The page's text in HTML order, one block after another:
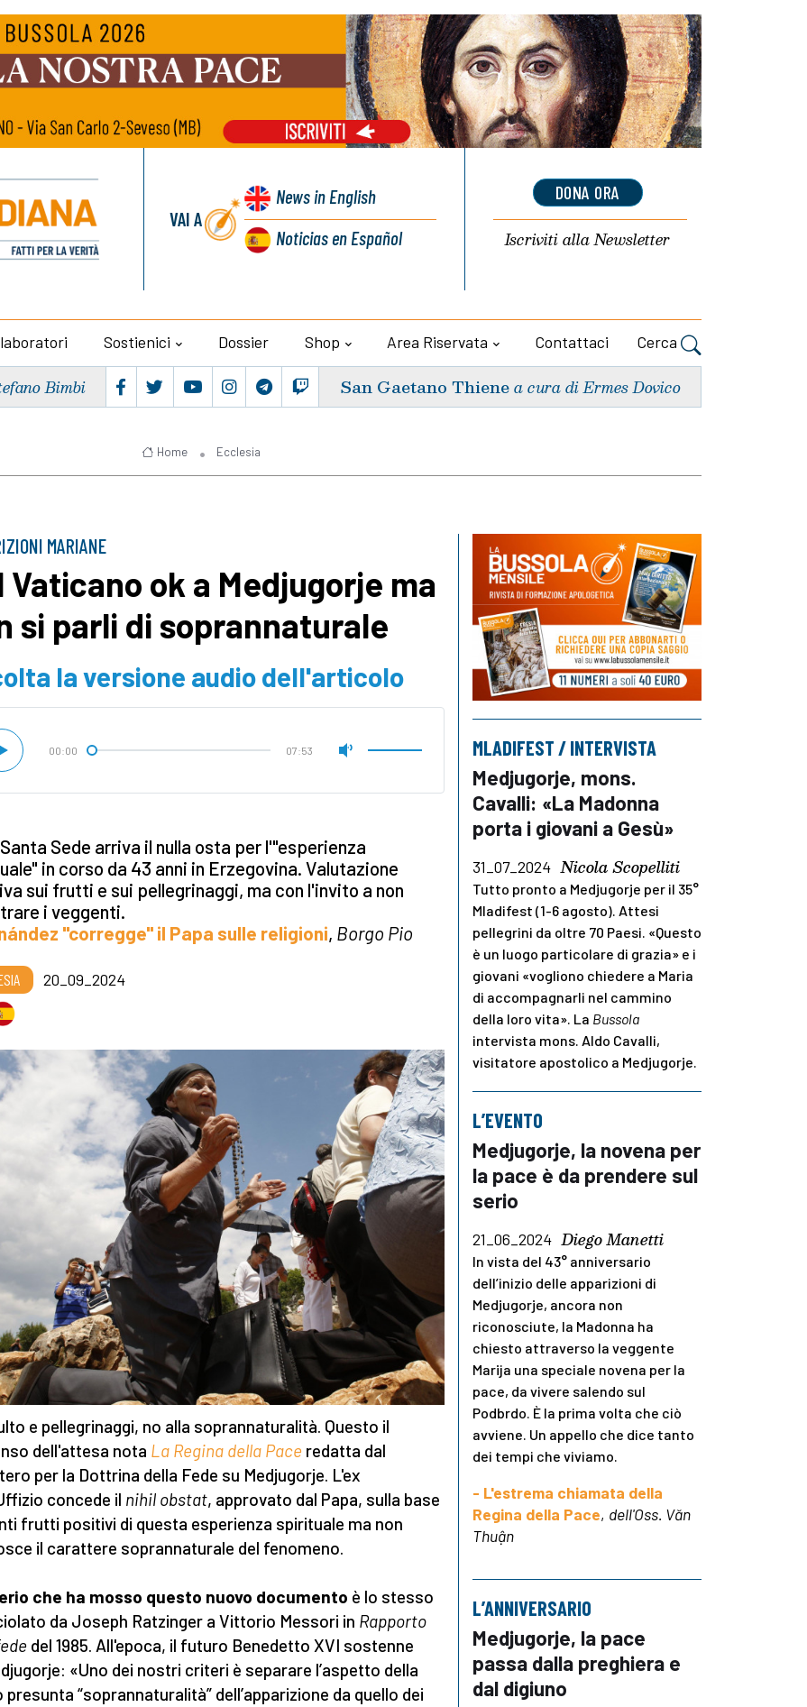
VAI A
Newsin English
Noticiasen Español
DONA ORA
Iscriviti allaNewsletter
Sostienici Dossier Shop Area Riservata Contattaci Cerca
Bimbi San Gaetano Thiene a cura di Ermes Dovico
Home Ecclesia
MARIANE
Vaticano ok a Medjugorje ma
si parli di soprannaturale
la versione audio dell'articolo
00:00 07:53
Sede arriva il nulla osta per l'"esperienza
in corso da 43 anni in Erzegovina. Valutazione
sui frutti e sui pellegrinaggi, ma con l'invito a non
i veggenti.
"corregge" il Papa sulle religioni, Borgo Pio
20_09_2024
e pellegrinaggi, no alla soprannaturalità. Questo il
dell'attesa nota La Regina della Pace redatta dal
per la Dottrina della Fede su Medjugorje. L'ex
concede il nihil obstat, approvato dal Papa, sulla base
frutti positivi di questa esperienza spirituale ma non
il carattere soprannaturale del fenomeno.
che ha mosso questo nuovo documento è lo stesso
da Joseph Ratzinger a Vittorio Messori in Rapporto
del 1985. All'epoca, il futuro Benedetto XVI sostenne
«Uno dei nostri criteri è separare l’aspetto della
presunta “soprannaturalità” dell’apparizione da quello dei
MLADIFEST / INTERVISTA
Medjugorje, mons.
Cavalli: «La Madonna
porta i giovani a Gesù»
31_07_2024 Nicola Scopelliti
Tutto pronto a Medjugorje per il 35°
Mladifest (1-6 agosto). Attesi
pellegrini da oltre 70 Paesi. «Questo
è un luogo particolare di grazia» e i
giovani «vogliono chiedere a Maria
di accompagnarli nel cammino
della loro vita». La Bussola
intervista mons. Aldo Cavalli,
visitatore apostolico a Medjugorje.
L’EVENTO
Medjugorje, la novena per
la pace è da prendere sul
serio
21_06_2024 Diego Manetti
In vista del 43° anniversario
dell’inizio delle apparizioni di
Medjugorje, ancora non
riconosciute, la Madonna ha
chiesto attraverso la veggente
Marija una speciale novena per la
pace, da vivere salendo sul
Podbrdo. È la prima volta che ciò
avviene. Un appello che dice tanto
dei tempi che viviamo.
- L'estrema chiamata della
Regina della Pace, dell'Oss. Văn
Thuận
L’ANNIVERSARIO
Medjugorje, la pace
passa dalla preghiera e
dal digiuno